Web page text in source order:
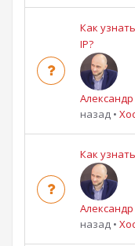
Как
IP?
назад •
Как
назад •